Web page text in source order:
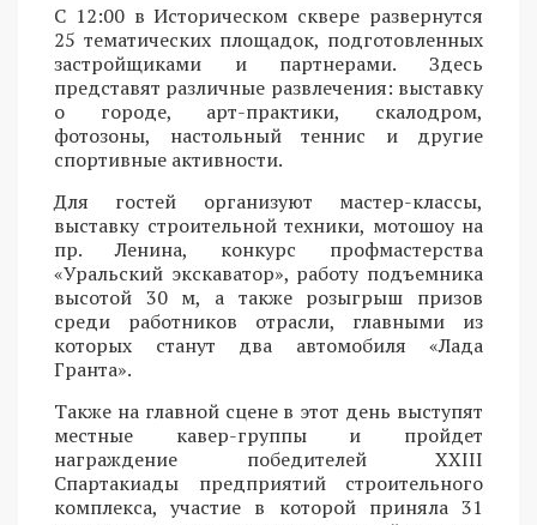
С 12:00 в Историческом сквере развернутся
25 тематических площадок, подготовленных
застройщиками и партнерами. Здесь
представят различные развлечения: выставку
о городе, арт-практики, скалодром,
фотозоны, настольный теннис и другие
спортивные активности.
Для гостей организуют мастер-классы,
выставку строительной техники, мотошоу на
пр. Ленина, конкурс профмастерства
«Уральский экскаватор», работу подъемника
высотой 30 м, а также розыгрыш призов
среди работников отрасли, главными из
которых станут два автомобиля «Лада
Гранта».
Также на главной сцене в этот день выступят
местные кавер-группы и пройдет
награждение победителей XXIII
Спартакиады предприятий строительного
комплекса, участие в которой приняла 31